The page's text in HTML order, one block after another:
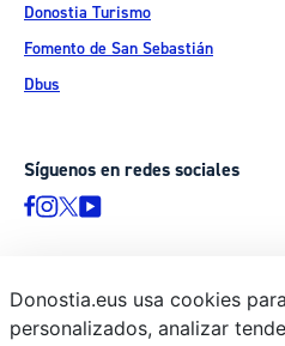
Donostia Turismo
Fomento de San Sebastián
Dbus
Síguenos en redes sociales
© Donostiako Udala - Ayuntamiento
Ijentea 1, 20003 Donostia / San
Donostia.eus usa cookies
personalizados, analizar